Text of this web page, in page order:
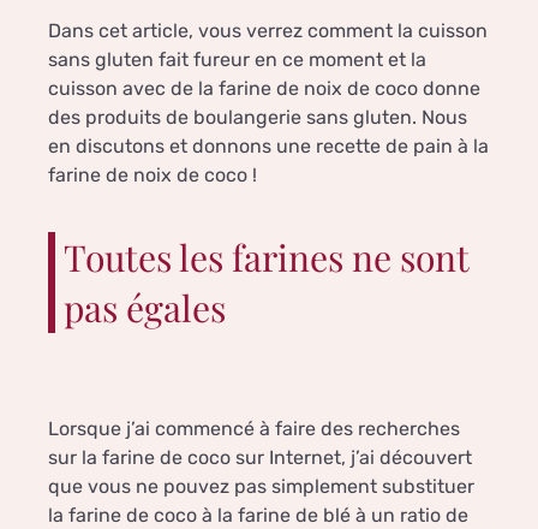
Dans cet article, vous verrez comment la cuisson
sans gluten fait fureur en ce moment et la
cuisson avec de la farine de noix de coco donne
des produits de boulangerie sans gluten. Nous
en discutons et donnons une recette de pain à la
farine de noix de coco !
Toutes les farines ne sont
pas égales
Lorsque j’ai commencé à faire des recherches
sur la farine de coco sur Internet, j’ai découvert
que vous ne pouvez pas simplement substituer
la farine de coco à la farine de blé à un ratio de